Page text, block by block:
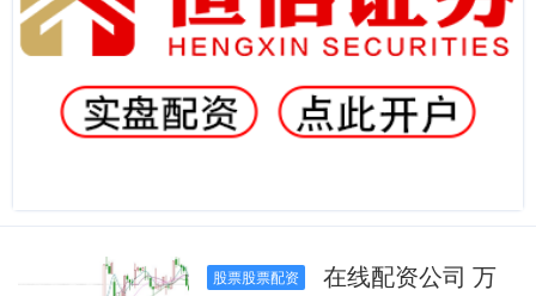
股票股票配资
在线配资公司 万